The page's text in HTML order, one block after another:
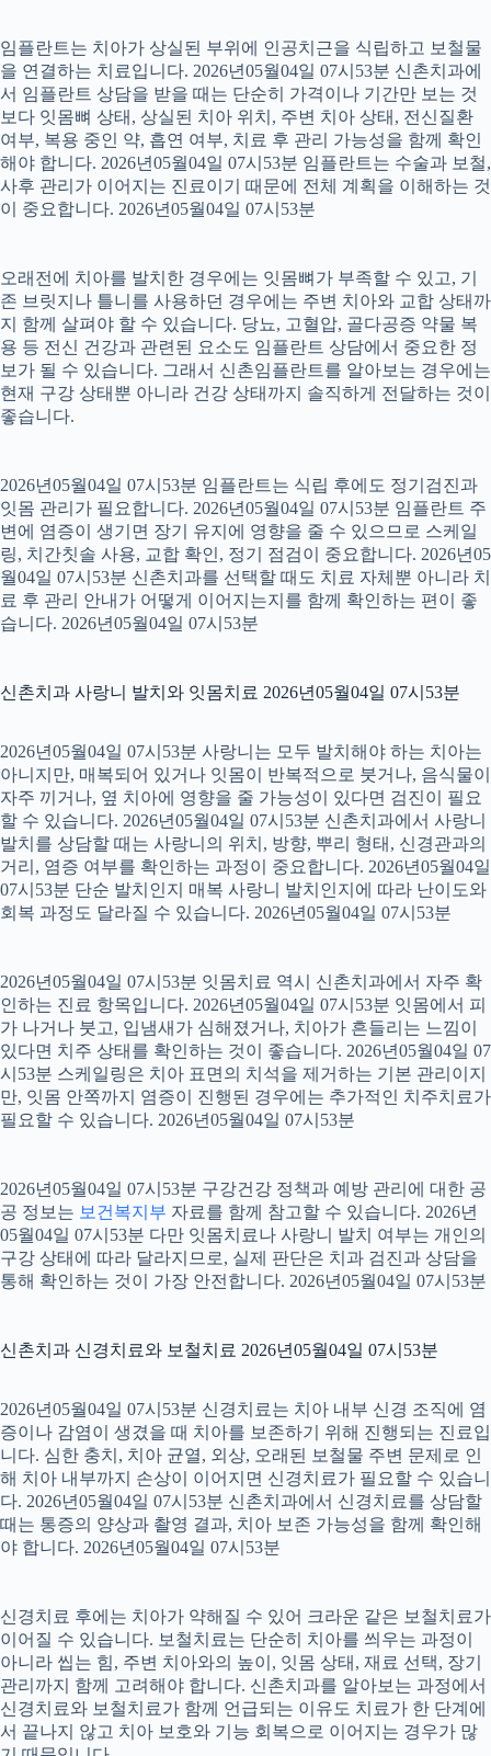
임플란트는 치아가 상실된 부위에 인공치근을 식립하고 보철물
을 연결하는 치료입니다. 2026년05월04일 07시53분 신촌치과에
서 임플란트 상담을 받을 때는 단순히 가격이나 기간만 보는 것
보다 잇몸뼈 상태, 상실된 치아 위치, 주변 치아 상태, 전신질환
여부, 복용 중인 약, 흡연 여부, 치료 후 관리 가능성을 함께 확인
해야 합니다. 2026년05월04일 07시53분 임플란트는 수술과 보철,
사후 관리가 이어지는 진료이기 때문에 전체 계획을 이해하는 것
이 중요합니다. 2026년05월04일 07시53분
오래전에 치아를 발치한 경우에는 잇몸뼈가 부족할 수 있고, 기
존 브릿지나 틀니를 사용하던 경우에는 주변 치아와 교합 상태까
지 함께 살펴야 할 수 있습니다. 당뇨, 고혈압, 골다공증 약물 복
용 등 전신 건강과 관련된 요소도 임플란트 상담에서 중요한 정
보가 될 수 있습니다. 그래서 신촌임플란트를 알아보는 경우에는
현재 구강 상태뿐 아니라 건강 상태까지 솔직하게 전달하는 것이
좋습니다.
2026년05월04일 07시53분 임플란트는 식립 후에도 정기검진과
잇몸 관리가 필요합니다. 2026년05월04일 07시53분 임플란트 주
변에 염증이 생기면 장기 유지에 영향을 줄 수 있으므로 스케일
링, 치간칫솔 사용, 교합 확인, 정기 점검이 중요합니다. 2026년05
월04일 07시53분 신촌치과를 선택할 때도 치료 자체뿐 아니라 치
료 후 관리 안내가 어떻게 이어지는지를 함께 확인하는 편이 좋
습니다. 2026년05월04일 07시53분
신촌치과 사랑니 발치와 잇몸치료 2026년05월04일 07시53분
2026년05월04일 07시53분 사랑니는 모두 발치해야 하는 치아는
아니지만, 매복되어 있거나 잇몸이 반복적으로 붓거나, 음식물이
자주 끼거나, 옆 치아에 영향을 줄 가능성이 있다면 검진이 필요
할 수 있습니다. 2026년05월04일 07시53분 신촌치과에서 사랑니
발치를 상담할 때는 사랑니의 위치, 방향, 뿌리 형태, 신경관과의
거리, 염증 여부를 확인하는 과정이 중요합니다. 2026년05월04일
07시53분 단순 발치인지 매복 사랑니 발치인지에 따라 난이도와
회복 과정도 달라질 수 있습니다. 2026년05월04일 07시53분
2026년05월04일 07시53분 잇몸치료 역시 신촌치과에서 자주 확
인하는 진료 항목입니다. 2026년05월04일 07시53분 잇몸에서 피
가 나거나 붓고, 입냄새가 심해졌거나, 치아가 흔들리는 느낌이
있다면 치주 상태를 확인하는 것이 좋습니다. 2026년05월04일 07
시53분 스케일링은 치아 표면의 치석을 제거하는 기본 관리이지
만, 잇몸 안쪽까지 염증이 진행된 경우에는 추가적인 치주치료가
필요할 수 있습니다. 2026년05월04일 07시53분
2026년05월04일 07시53분 구강건강 정책과 예방 관리에 대한 공
공 정보는 보건복지부 자료를 함께 참고할 수 있습니다. 2026년
05월04일 07시53분 다만 잇몸치료나 사랑니 발치 여부는 개인의
구강 상태에 따라 달라지므로, 실제 판단은 치과 검진과 상담을
통해 확인하는 것이 가장 안전합니다. 2026년05월04일 07시53분
신촌치과 신경치료와 보철치료 2026년05월04일 07시53분
2026년05월04일 07시53분 신경치료는 치아 내부 신경 조직에 염
증이나 감염이 생겼을 때 치아를 보존하기 위해 진행되는 진료입
니다. 심한 충치, 치아 균열, 외상, 오래된 보철물 주변 문제로 인
해 치아 내부까지 손상이 이어지면 신경치료가 필요할 수 있습니
다. 2026년05월04일 07시53분 신촌치과에서 신경치료를 상담할
때는 통증의 양상과 촬영 결과, 치아 보존 가능성을 함께 확인해
야 합니다. 2026년05월04일 07시53분
신경치료 후에는 치아가 약해질 수 있어 크라운 같은 보철치료가
이어질 수 있습니다. 보철치료는 단순히 치아를 씌우는 과정이
아니라 씹는 힘, 주변 치아와의 높이, 잇몸 상태, 재료 선택, 장기
관리까지 함께 고려해야 합니다. 신촌치과를 알아보는 과정에서
신경치료와 보철치료가 함께 언급되는 이유도 치료가 한 단계에
서 끝나지 않고 치아 보호와 기능 회복으로 이어지는 경우가 많